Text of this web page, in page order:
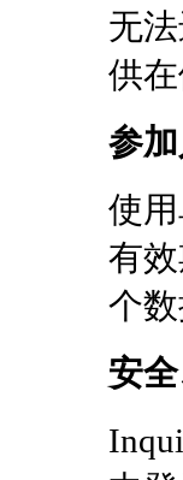
无
供
参
使
有
个数
安